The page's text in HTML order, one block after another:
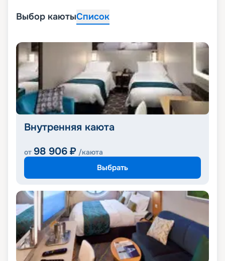
Выбор каютыСписок
Внутренняя каюта
от 98 906 ₽ /каюта
Выбрать